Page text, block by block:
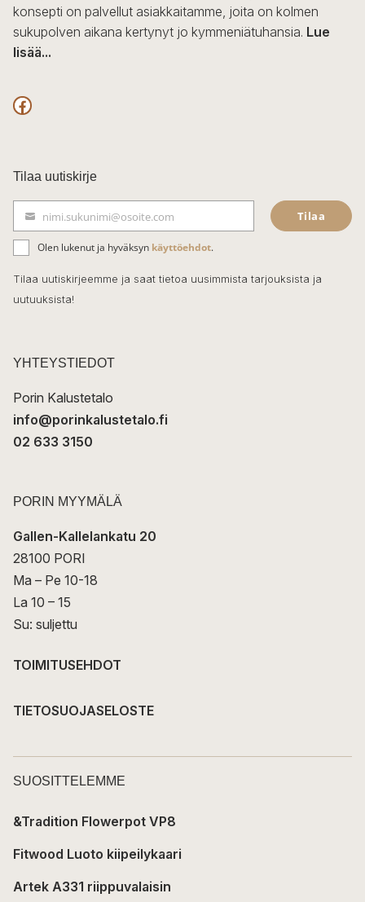
konsepti on palvellut asiakkaitamme, joita on kolmen
sukupolven aikana kertynyt jo kymmeniätuhansia. Lue
lisää...
F
c
e
b
o
o
k
Tilaa uutiskirje
ä
h
k
t
nimi.sukunimi@osoite.com Tilaa
Olen lukenut ja hyväksyn käyttöehdot.
Tilaa uutiskirjeemme ja saat tietoa uusimmista tarjouksista ja
uutuuksista!
YHTEYSTIEDOT
Porin Kalustetalo
info@porinkalustetalo.fi
02 633 3150
PORIN MYYMÄLÄ
Gallen-Kallelankatu 20
28100 PORI
Ma – Pe 10-18
La 10 – 15
Su: suljettu
TOIMITUSEHDOT
TIETOSUOJASELOSTE
SUOSITTELEMME
&Tradition Flowerpot VP8
Fitwood Luoto kiipeilykaari
Artek A331 riippuvalaisin